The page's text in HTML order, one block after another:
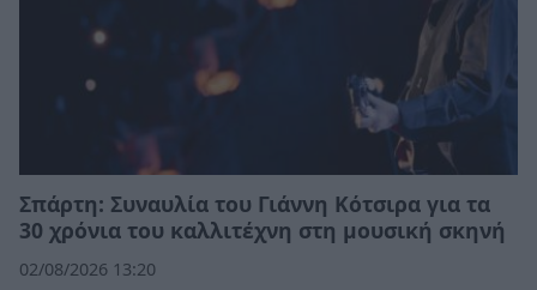
Σπάρτη: Συναυλία του Γιάννη Κότσιρα για τα
30 χρόνια του καλλιτέχνη στη μουσική σκηνή
02/08/2026 13:20